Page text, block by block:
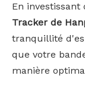
En investissant
Tracker de
tranquillité
que votre
manière